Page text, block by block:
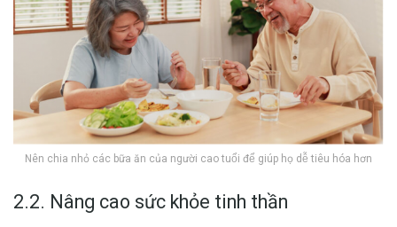
Nên chia nhỏ các bữa ăn của người cao tuổi để giúp họ dễ tiêu hóa hơn
2.2. Nâng cao sức khỏe tinh thần